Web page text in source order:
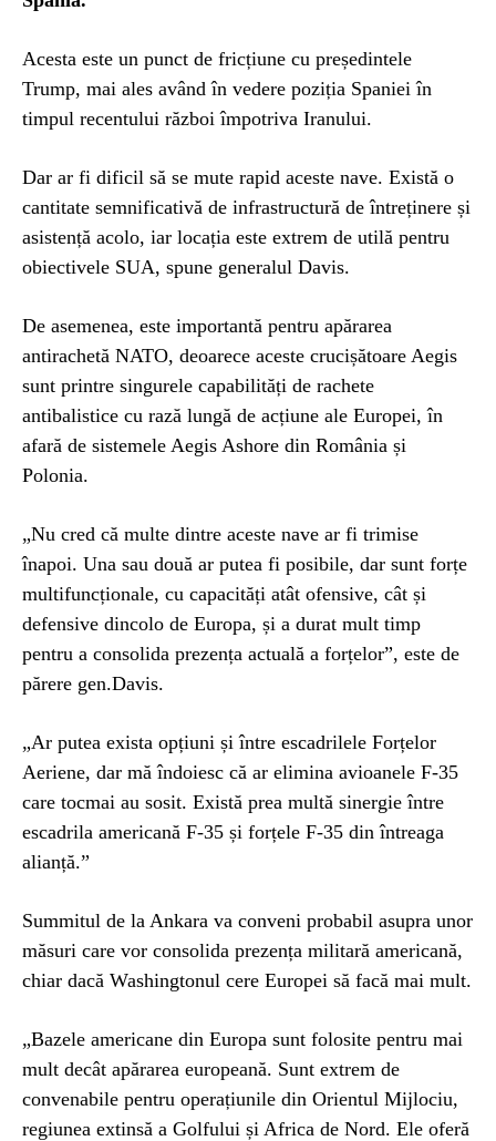
Acesta este un punct de fricțiune cu președintele
Trump, mai ales având în vedere poziția Spaniei în
timpul recentului război împotriva Iranului.
Dar ar fi dificil să se mute rapid aceste nave. Există o
cantitate semnificativă de infrastructură de întreținere și
asistență acolo, iar locația este extrem de utilă pentru
obiectivele SUA, spune generalul Davis.
De asemenea, este importantă pentru apărarea
antirachetă NATO, deoarece aceste crucișătoare Aegis
sunt printre singurele capabilități de rachete
antibalistice cu rază lungă de acțiune ale Europei, în
afară de sistemele Aegis Ashore din România și
Polonia.
„Nu cred că multe dintre aceste nave ar fi trimise
înapoi. Una sau două ar putea fi posibile, dar sunt forțe
multifuncționale, cu capacități atât ofensive, cât și
defensive dincolo de Europa, și a durat mult timp
pentru a consolida prezența actuală a forțelor”, este de
părere gen.Davis.
„Ar putea exista opțiuni și între escadrilele Forțelor
Aeriene, dar mă îndoiesc că ar elimina avioanele F-35
care tocmai au sosit. Există prea multă sinergie între
escadrila americană F-35 și forțele F-35 din întreaga
alianță.”
Summitul de la Ankara va conveni probabil asupra unor
măsuri care vor consolida prezența militară americană,
chiar dacă Washingtonul cere Europei să facă mai mult.
„Bazele americane din Europa sunt folosite pentru mai
mult decât apărarea europeană. Sunt extrem de
convenabile pentru operațiunile din Orientul Mijlociu,
regiunea extinsă a Golfului și Africa de Nord. Ele oferă